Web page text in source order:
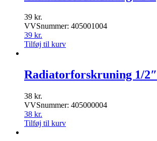
39 kr.
VVSnummer: 405001004
39 kr.
Tilføj til kurv
Radiatorforskruning 1/
38 kr.
VVSnummer: 405000004
38 kr.
Tilføj til kurv